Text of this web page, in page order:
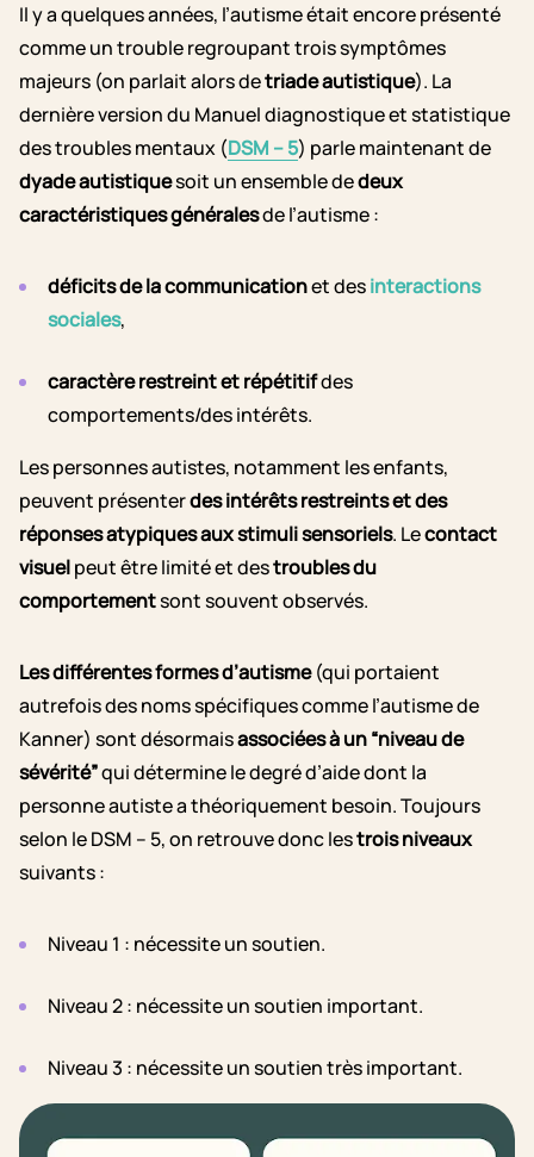
Il y a quelques années, l’autisme était encore présenté
comme un trouble regroupant trois symptômes
majeurs (on parlait alors detriade autistique). La
dernière version du Manuel diagnostique et statistique
des troubles mentaux (DSM – 5) parle maintenant de
dyade autistiquesoit un ensemble dedeux
caractéristiques généralesde l’autisme :
déficits de la communicationet desinteractions
sociales,
caractère restreint et répétitifdes
comportements/des intérêts.
Les personnes autistes, notamment les enfants,
peuvent présenterdes intérêts restreints et des
réponses atypiques aux stimuli sensoriels. Lecontact
visuelpeut être limité et destroubles du
comportementsont souvent observés.
Les différentes formes d’autisme(qui portaient
autrefois des noms spécifiques comme l’autisme de
Kanner) sont désormaisassociées à un “niveau de
sévérité”qui détermine le degré d’aide dont la
personne autiste a théoriquement besoin. Toujours
selon le DSM – 5, on retrouve donc lestrois niveaux
suivants :
Niveau 1 : nécessite un soutien.
Niveau 2 : nécessite un soutien important.
Niveau 3 : nécessite un soutien très important.